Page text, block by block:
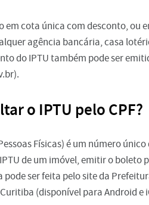
em cota única com desconto, ou
agência bancária, casa
do IPTU também pode ser
o IPTU pelo CPF?
Físicas) é um número
de um imóvel, emitir o
pode ser feita pelo site da
(disponível para Android e